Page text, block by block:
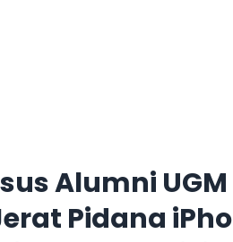
Alumni
Pidana